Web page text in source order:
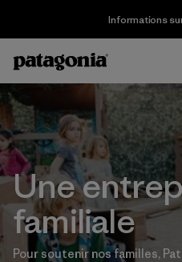
Informations
Une
familiale
Pour soutenir nos familles,